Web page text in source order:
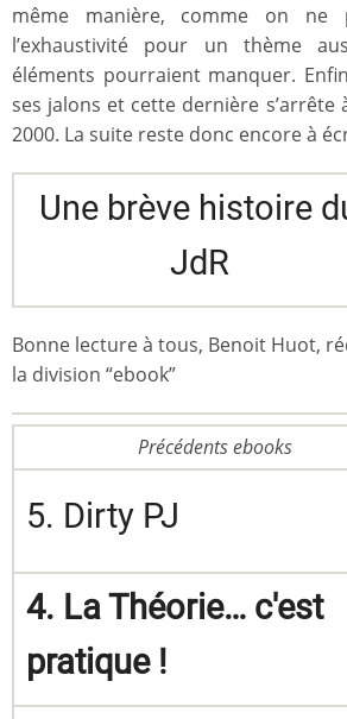
même manière, comme on ne
l’exhaustivité pour un thème
éléments pourraient manquer.
ses jalons et cette dernière s’arrête
2000. La suite reste donc encore à
Une brève histoire
JdR
Bonne lecture à tous, Benoit Huot,
la division “ebook”
Précédents ebooks
5. Dirty PJ
4. La Théorie… c'est
pratique !